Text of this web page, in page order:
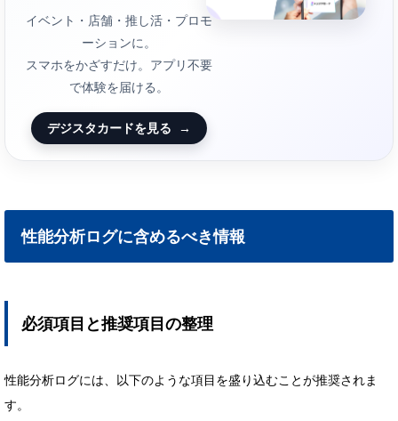
イベント・店舗・推し活・プロモ
ーションに。
スマホをかざすだけ。アプリ不要
で体験を届ける。
デジスタカードを見る →
性能分析ログに含めるべき情報
必須項目と推奨項目の整理
性能分析ログには、以下のような項目を盛り込むことが推奨されま
す。